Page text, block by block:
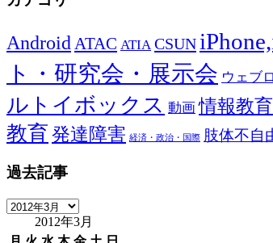
Android ATAC ATIA CSUN
ト・研究会・展示会 ウェブ
ルトイボックス 動画 情報教育
教育発達障害 経済・政治・国際 肢体不自
過去記事
過
記
2012年3月